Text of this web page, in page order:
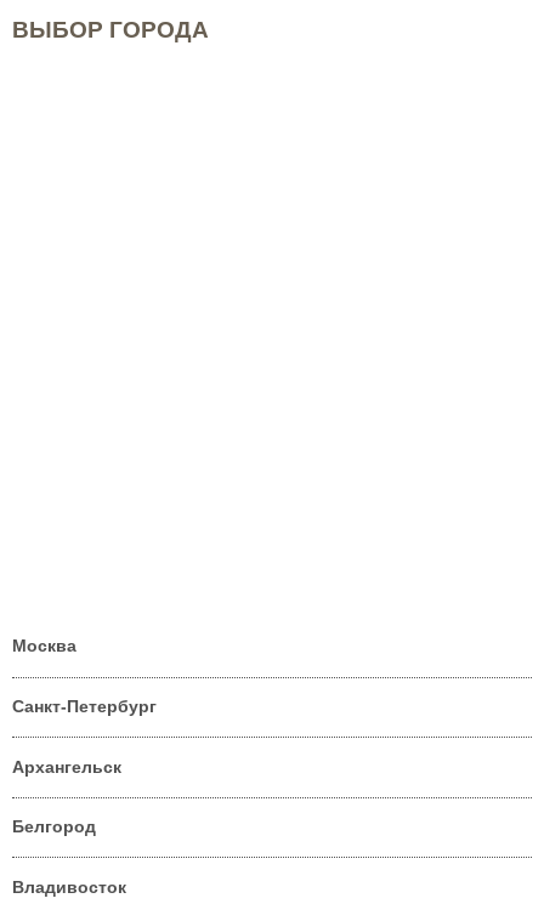
ВЫБОР ГОРОДА
Москва
Санкт-Петербург
Архангельск
Белгород
Владивосток